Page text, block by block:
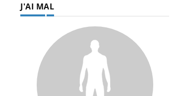
Les troubles du sommeil modifient
votre cerveau !
J'AI MAL